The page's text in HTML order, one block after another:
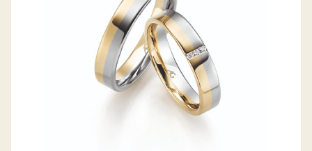
GERSTNER TRAURINGE